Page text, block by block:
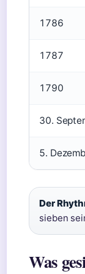
1786
1787
1790
30.
5.
Der
sieben
Was